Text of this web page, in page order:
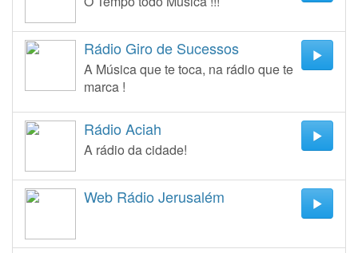
Rádio Giro de Sucessos
A Música que te toca, na rádio que te
marca !
Rádio Aciah
A rádio da cidade!
Web Rádio Jerusalém